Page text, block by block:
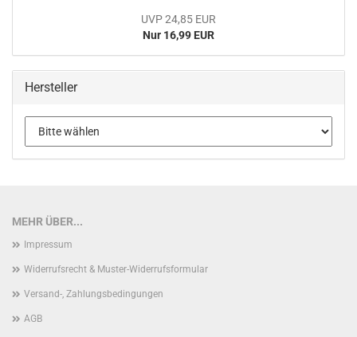
UVP 24,85 EUR
Nur 16,99 EUR
Hersteller
MEHR ÜBER...
Impressum
Widerrufsrecht & Muster-Widerrufsformular
Versand-, Zahlungsbedingungen
AGB